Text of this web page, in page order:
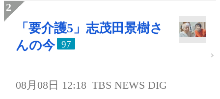
「要介護5」志茂田景樹さ
んの今
97
08月08日 12:18 TBS NEWS DIG